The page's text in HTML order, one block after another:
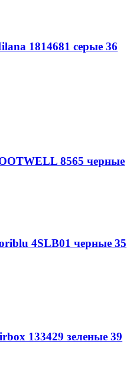
1814681 серые 36
8565 черные
4SLB01 черные 35
133429 зеленые 39